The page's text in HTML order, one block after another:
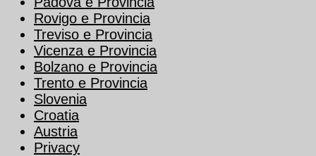
Rovigo e Provincia
Treviso e Provincia
Vicenza e Provincia
Bolzano e Provincia
Trento e Provincia
Slovenia
Croatia
Austria
Privacy